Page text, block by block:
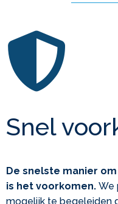
Snel
De snelste manier
is het voorkomen. We
mogelijk te begeleiden